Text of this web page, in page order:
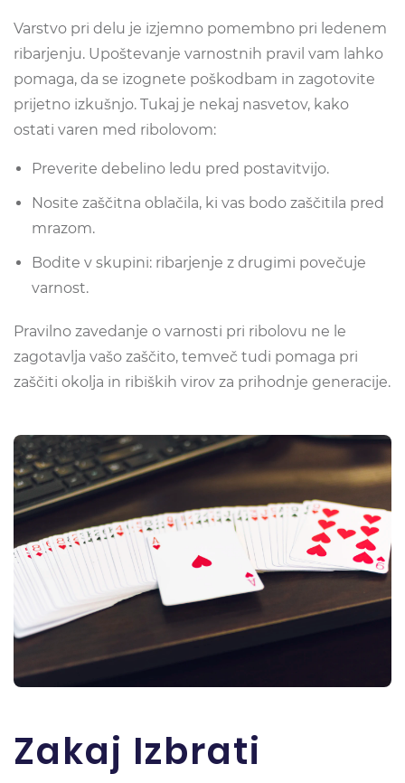
Varstvo pri delu je izjemno pomembno pri ledenem
ribarjenju. Upoštevanje varnostnih pravil vam lahko
pomaga, da se izognete poškodbam in zagotovite
prijetno izkušnjo. Tukaj je nekaj nasvetov, kako
ostati varen med ribolovom:
Preverite debelino ledu pred postavitvijo.
Nosite zaščitna oblačila, ki vas bodo zaščitila pred
mrazom.
Bodite v skupini: ribarjenje z drugimi povečuje
varnost.
Pravilno zavedanje o varnosti pri ribolovu ne le
zagotavlja vašo zaščito, temveč tudi pomaga pri
zaščiti okolja in ribiških virov za prihodnje generacije.
Zakaj Izbrati